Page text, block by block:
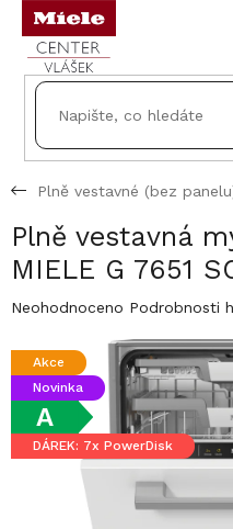
Přejít
obsah
Plně vestavné (bez
Plně vestavná
MIELE G 7651
Průměrné
produktu
0,0
5
hvězdiček.
Neohodnoceno Podrobnosti
Akce
Novinka
A
DÁREK: 7x PowerDisk